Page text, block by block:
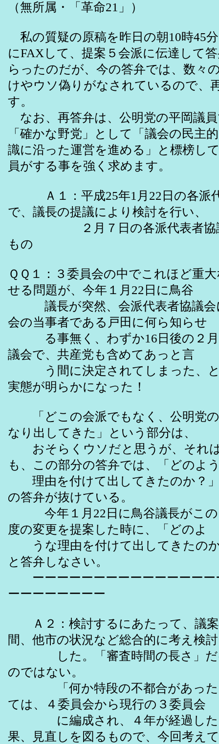
（無所属・「革命21」）
私の質疑の原稿を昨日の朝10時45
にFAXして、提案５会派に伝達して
らったのだが、今の答弁では、数々
けやウソ偽りがなされているので、
す。
なお、再答弁は、公明党の平岡議
「確かな野党」として「議会の民主
識に沿った運営を進める」と標榜し
員がする事を強く求めます。
Ａ１：平成25年1月22日の各派
で、議長の提議により検討を行い、
２月７日の各派代表者協議
もの
ＱＱ１：３委員会の中でこれほど重
せる問題が、今年１月22日に鳥谷
議長が突然、会派代表者協議会
会の当事者である戸田に何ら知らせ
る事無く、わずか16日後の２月
議会で、共産党も含めてあっと言
う間に決定されてしまった、と
実態が明らかになった！
「どこの会派でもなく、公明党の
なり出してきた」という部分は、
おそらくウソだと思うが、それ
も、この部分の答弁では、「どのよ
理由を付けて出してきたのか？
の答弁が抜けている。
今年１月22日に鳥谷議長がこの
度の変更を提案した時に、「どのよ
うな理由を付けて出してきたの
と答弁しなさい。
ーーーーーーーーーーーーーーー
ーーーーーーーー
Ａ２：検討するにあたって、議案
間、他市の状況など総合的に考え検討
した。「審査時間の長さ」だ
のではない。
「何か特段の不都合があった
ては、４委員会から現行の３委員会
に編成され、４年が経過した
果、見直しを図るもので、今回考えて